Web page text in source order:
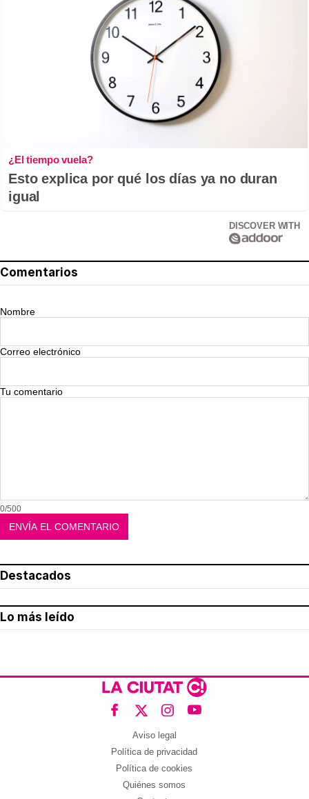
¿El tiempo vuela?
Esto explica por qué los días ya no duran
igual
DISCOVER WITH
Comentarios
Nombre
Correo electrónico
Tu comentario
0/500
Destacados
Lo más leído
Aviso legal
Política de privacidad
Política de cookies
Quiénes somos